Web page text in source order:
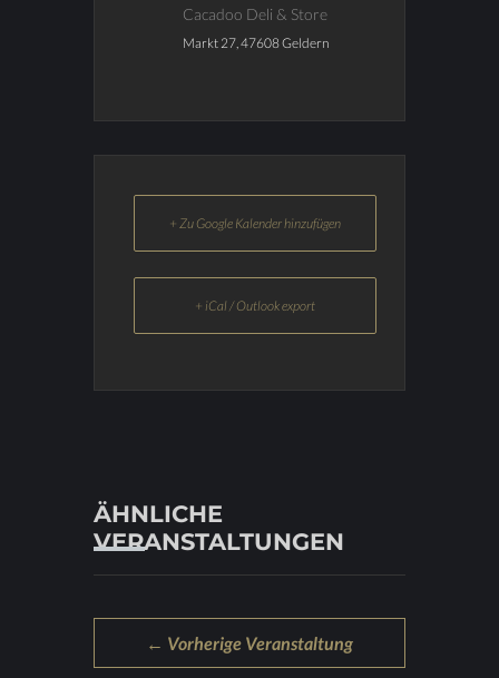
Cacadoo Deli & Store
Markt 27, 47608 Geldern
+ Zu Google Kalender hinzufügen
+ iCal / Outlook export
ÄHNLICHE
VERANSTALTUNGEN
← Vorherige Veranstaltung